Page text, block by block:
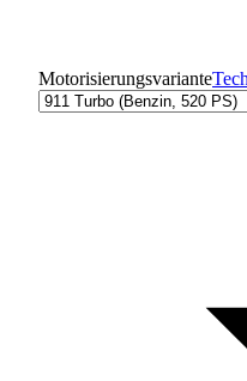
Motorisierungsvariante